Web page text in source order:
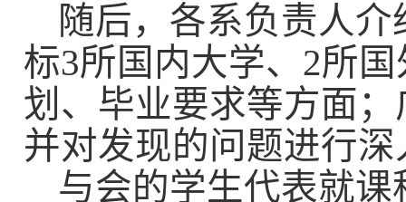
随后，各系负责人
标3所国内大学、 2所
划、毕业要求等方面
并对发现的问题进行
与会的学生代表就